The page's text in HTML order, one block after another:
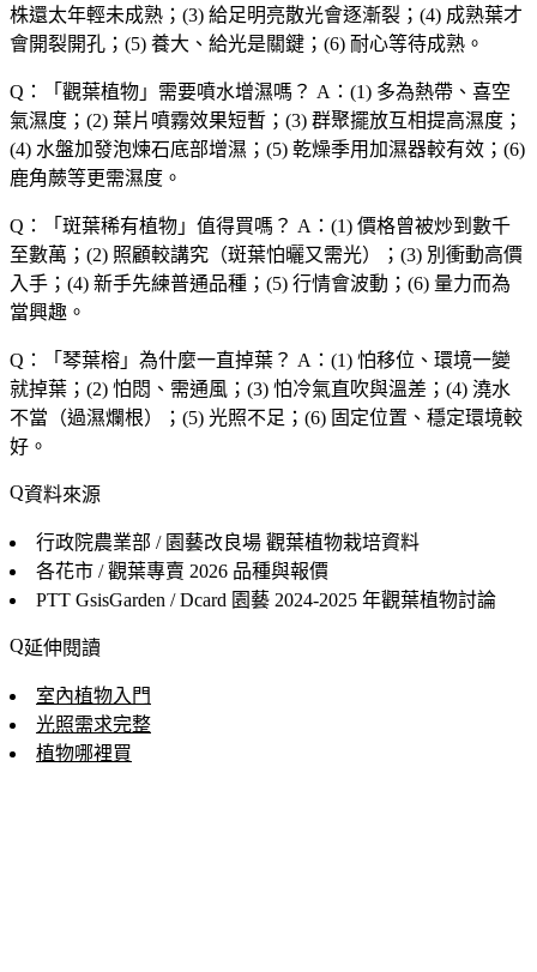
株還太年輕未成熟；(3) 給足明亮散光會逐漸裂；(4) 成熟葉才
會開裂開孔；(5) 養大、給光是關鍵；(6) 耐心等待成熟。
Q：「 觀葉植物 」需要噴水增濕嗎？ A：(1) 多為熱帶、喜空
氣濕度；(2) 葉片噴霧效果短暫；(3) 群聚擺放互相提高濕度；
(4) 水盤加發泡煉石底部增濕；(5) 乾燥季用加濕器較有效；(6)
鹿角蕨等更需濕度。
Q：「 斑葉稀有植物 」值得買嗎？ A：(1) 價格曾被炒到數千
至數萬；(2) 照顧較講究（斑葉怕曬又需光）；(3) 別衝動高價
入手；(4) 新手先練普通品種；(5) 行情會波動；(6) 量力而為
當興趣。
Q：「 琴葉榕 」為什麼一直掉葉？ A：(1) 怕移位、環境一變
就掉葉；(2) 怕悶、需通風；(3) 怕冷氣直吹與溫差；(4) 澆水
不當（過濕爛根）；(5) 光照不足；(6) 固定位置、穩定環境較
好。
資料來源
行政院農業部 / 園藝改良場 觀葉植物栽培資料
各花市 / 觀葉專賣 2026 品種與報價
PTT GsisGarden / Dcard 園藝 2024-2025 年觀葉植物討論
延伸閱讀
室內植物入門
光照需求完整
植物哪裡買